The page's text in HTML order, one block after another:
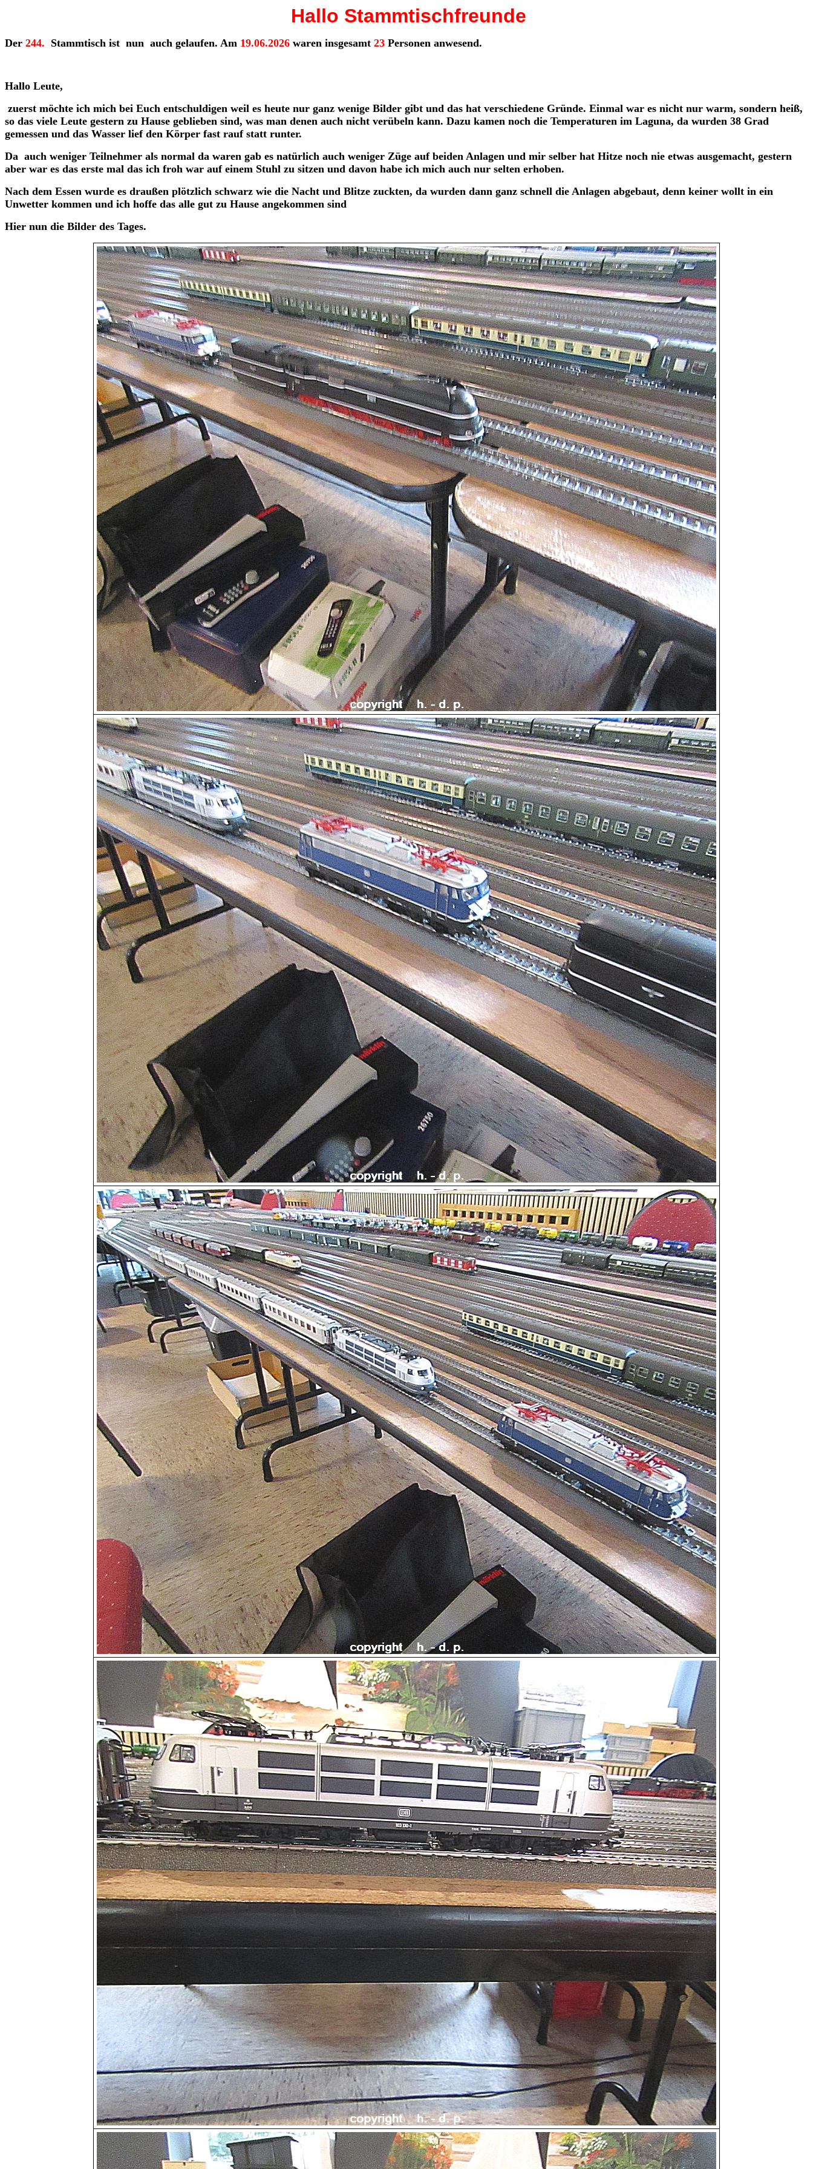
Hallo Stammtischfreunde
Der 244. Stammtisch ist nun auch gelaufen. Am 19.06.2026 waren insgesamt 23 Personen anwesend.
Hallo Leute,
zuerst möchte ich mich bei Euch entschuldigen weil es heute nur ganz wenige Bilder gibt und das hat verschiedene Gründe. Einmal war es nicht nur warm, sondern heiß,
so das viele Leute gestern zu Hause geblieben sind, was man denen auch nicht verübeln kann. Dazu kamen noch die Temperaturen im Laguna, da wurden 38 Grad
gemessen und das Wasser lief den Körper fast rauf statt runter.
Da auch weniger Teilnehmer als normal da waren gab es natürlich auch weniger Züge auf beiden Anlagen und mir selber hat Hitze noch nie etwas ausgemacht, gestern
aber war es das erste mal das ich froh war auf einem Stuhl zu sitzen und davon habe ich mich auch nur selten erhoben.
Nach dem Essen wurde es draußen plötzlich schwarz wie die Nacht und Blitze zuckten, da wurden dann ganz schnell die Anlagen abgebaut, denn keiner wollt in ein
Unwetter kommen und ich hoffe das alle gut zu Hause angekommen sind
Hier nun die Bilder des Tages.